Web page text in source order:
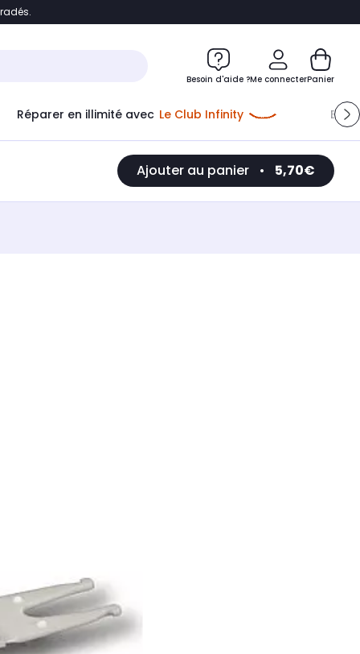
Accéder directement au chatbot
Besoin d'aide ?Me connecterPanier
Réparer en illimité avec Le Club Infinity
Ajouter au panier • 5,70€